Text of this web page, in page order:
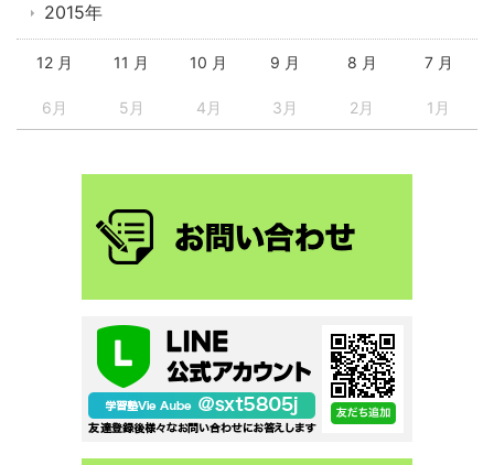
2015年
12 月 11 月 10 月 9 月 8 月 7 月
6月 5月 4月 3月 2月 1月